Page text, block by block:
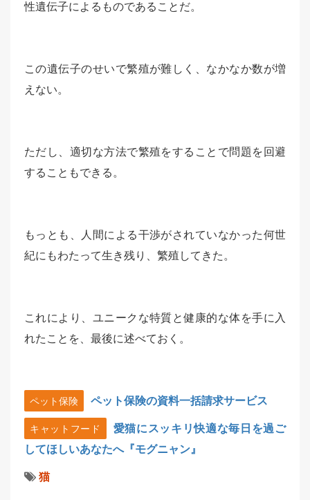
性遺伝子によるものであることだ。
この遺伝子のせいで繁殖が難しく、なかなか数が増
えない。
ただし、適切な方法で繁殖をすることで問題を回避
することもできる。
もっとも、人間による干渉がされていなかった何世
紀にもわたって生き残り、繁殖してきた。
これにより、ユニークな特質と健康的な体を手に入
れたことを、最後に述べておく。
ペット保険 ペット保険の資料一括請求サービス
キャットフード
愛猫にスッキリ快適な毎日を過ご
してほしいあなたへ『モグニャン』
猫